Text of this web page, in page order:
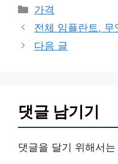
카
테
리
가격
전체 임플란트,
다음 글
댓글 남기기
댓글을 달기 위해서는